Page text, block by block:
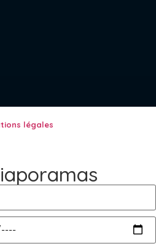
légales